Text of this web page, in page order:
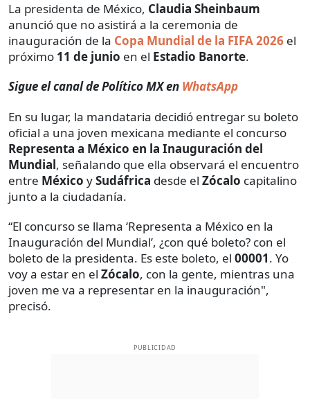
La presidenta de México, Claudia Sheinbaum
anunció que no asistirá a la ceremonia de
inauguración de la Copa Mundial de la FIFA 2026 el
próximo 11 de junio en el Estadio Banorte.
Sigue el canal de Político MX en WhatsApp
En su lugar, la mandataria decidió entregar su boleto
oficial a una joven mexicana mediante el concurso
Representa a México en la Inauguración del
Mundial, señalando que ella observará el encuentro
entre México ySudáfrica desde el Zócalo capitalino
junto a la ciudadanía.
“El concurso se llama ‘Representa a México en la
Inauguración del Mundial’, ¿con qué boleto? con el
boleto de la presidenta. Es este boleto, el 00001. Yo
voy a estar en el Zócalo, con la gente, mientras una
joven me va a representar en la inauguración",
precisó.
PUBLICIDAD